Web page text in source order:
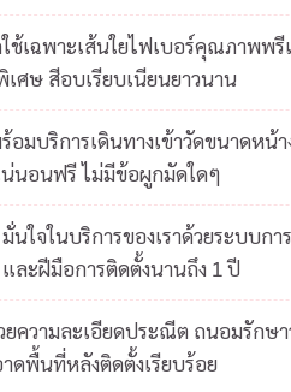
ช้เฉพาะเส้นใยไฟเบอร์คุณภาพพรี
ศษ สีอบเรียบเนียนยาวนาน
อมบริการเดินทางเข้าวัดขนาดหน้
นอนฟรี ไม่มีข้อผูกมัดใดๆ
มั่นใจในบริการของเราด้วยระบบ
และฝีมือการติดตั้งนานถึง 1 ปี
ความละเอียดประณีต ถนอมรักษ
ดพื้นที่หลังติดตั้งเรียบร้อย